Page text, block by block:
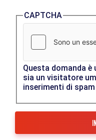
CAPTCHA
Questa domanda
sia un visitatore
inserimenti